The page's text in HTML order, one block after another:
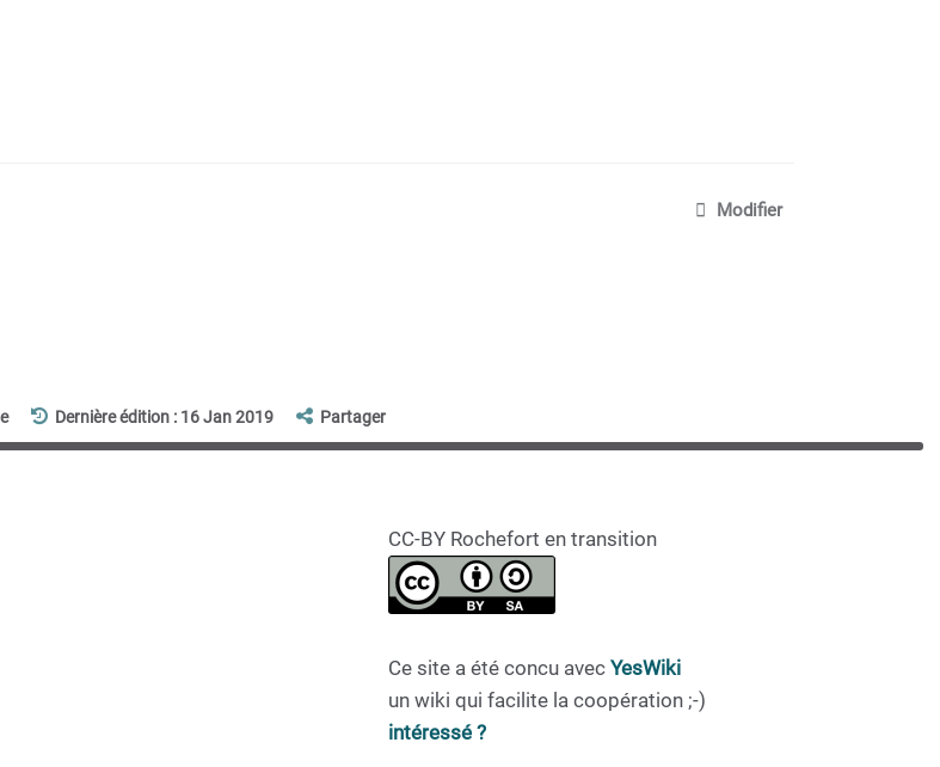
Modifier
Dernière édition : 16 Jan 2019 Partager
CC-BY Rochefort en transition
Ce site a été concu avec YesWiki
un wiki qui facilite la coopération ;-)
intéressé ?